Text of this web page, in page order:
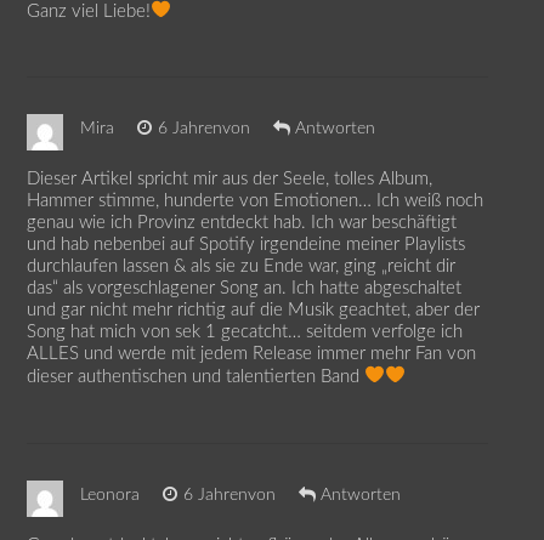
Ganz viel Liebe!
Mira 6 Jahrenvon Antworten
Dieser Artikel spricht mir aus der Seele, tolles Album,
Hammer stimme, hunderte von Emotionen… Ich weiß noch
genau wie ich Provinz entdeckt hab. Ich war beschäftigt
und hab nebenbei auf Spotify irgendeine meiner Playlists
durchlaufen lassen & als sie zu Ende war, ging „reicht dir
das“ als vorgeschlagener Song an. Ich hatte abgeschaltet
und gar nicht mehr richtig auf die Musik geachtet, aber der
Song hat mich von sek 1 gecatcht… seitdem verfolge ich
ALLES und werde mit jedem Release immer mehr Fan von
dieser authentischen und talentierten Band
Leonora 6 Jahrenvon Antworten